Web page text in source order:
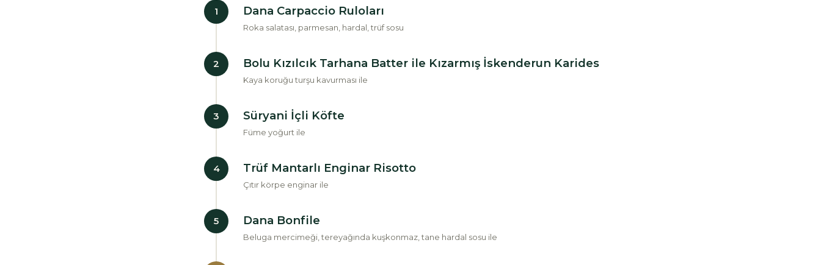
1 Dana Carpaccio Ruloları
Roka salatası, parmesan, hardal, trüf sosu
2 Bolu Kızılcık Tarhana Batter ile Kızarmış İskenderun Karides
Kaya koruğu turşu kavurması ile
3 Süryani İçli Köfte
Füme yoğurt ile
4 Trüf Mantarlı Enginar Risotto
Çıtır körpe enginar ile
5 Dana Bonfile
Beluga mercimeği, tereyağında kuşkonmaz, tane hardal sosu ile